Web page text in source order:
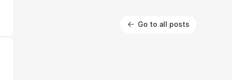
Go to all posts